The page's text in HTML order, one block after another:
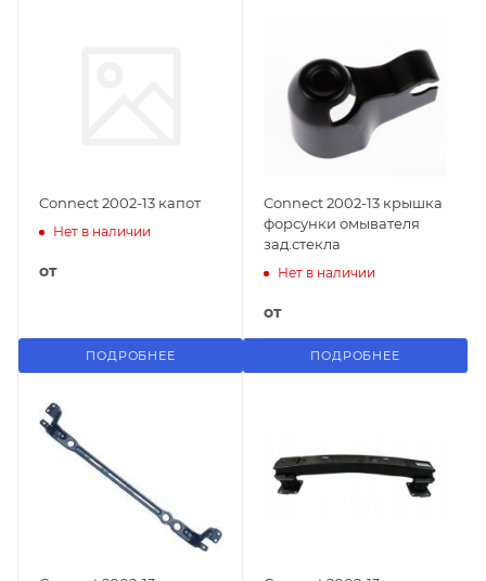
Connect 2002-13 капот
Нет в наличии
от
ПОДРОБНЕЕ
Connect 2002-13 крышка
форсунки омывателя
зад.стекла
Нет в наличии
от
ПОДРОБНЕЕ